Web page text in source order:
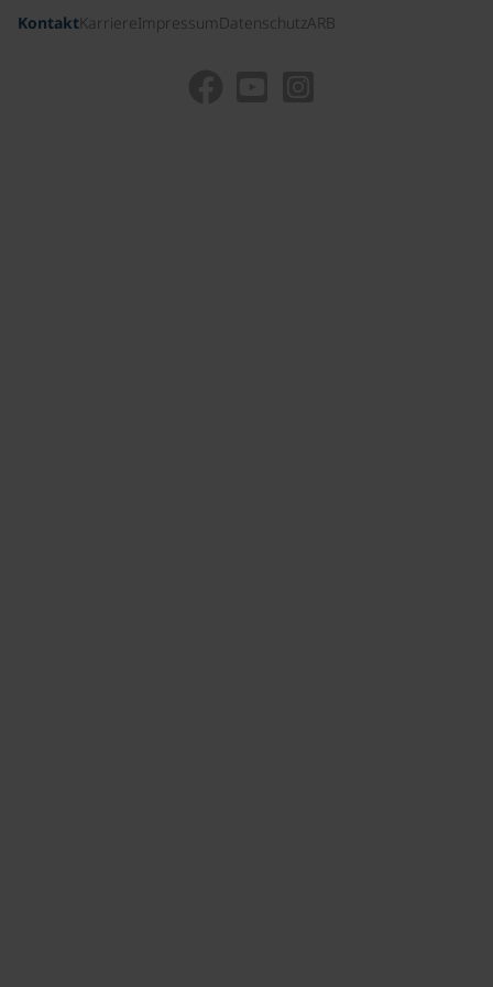
KontaktKarriereImpressum DatenschutzARB